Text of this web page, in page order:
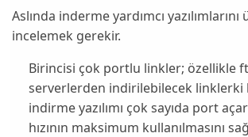
Aslında inderme yardımcı
incelemek gerekir.
Birincisi çok portlu linkler; özellikle
serverlerden indirilebilecek linklerki
indirme yazılımı çok sayıda port
hızının maksimum kullanılmasını